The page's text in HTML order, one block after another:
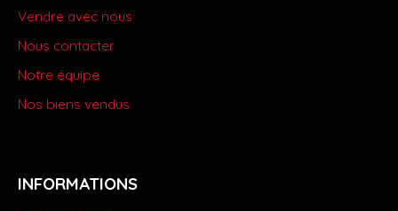
Vendre avec nous
Nous contacter
Notre équipe
Nos biens vendus
INFORMATIONS